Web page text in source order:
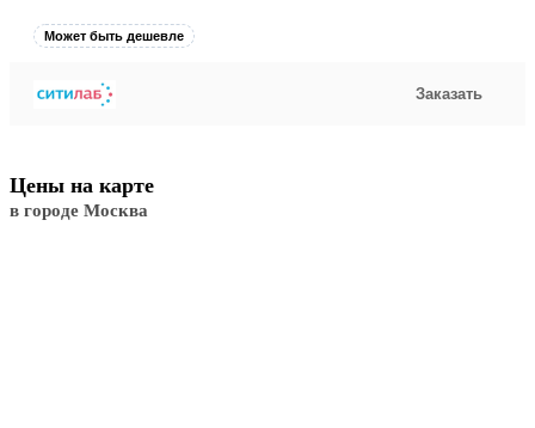
Может быть дешевле
Заказать
Цены на карте
в городе Москва